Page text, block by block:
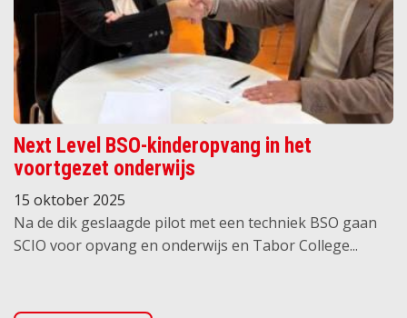
Next Level BSO-kinderopvang in het
voortgezet onderwijs
15 oktober 2025
Na de dik geslaagde pilot met een techniek BSO gaan
SCIO voor opvang en onderwijs en Tabor College...